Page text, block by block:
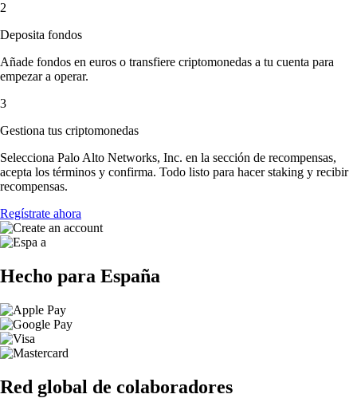
2
Deposita fondos
Añade fondos en euros o transfiere criptomonedas a tu cuenta para
empezar a operar.
3
Gestiona tus criptomonedas
Selecciona Palo Alto Networks, Inc. en la sección de recompensas,
acepta los términos y confirma. Todo listo para hacer staking y recibir
recompensas.
Regístrate ahora
Hecho para España
Red global de colaboradores